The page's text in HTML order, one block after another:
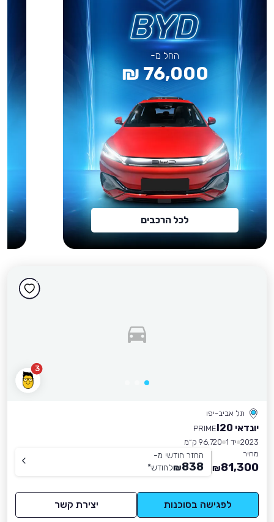
החל מ-
76,000 ₪
לכל הרכבים
3
תל אביב-יפו
יונדאי I20
PRIME
2023 יד 1
96,720 ק״מ
מחיר
81,300
₪
החזר חודשי מ-
838
₪לחודש*
לפגישה בסוכנות יצירת קשר